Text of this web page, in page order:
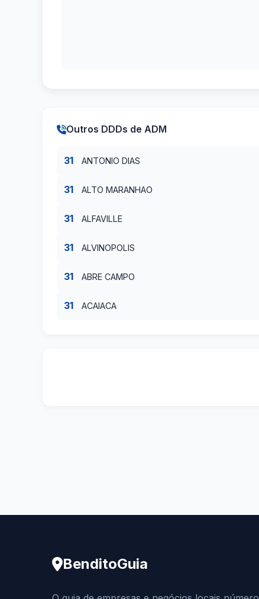
Outros DDDs de ADM
31 ANTONIO DIAS
31 ALTO MARANHAO
31 ALFAVILLE
31 ALVINOPOLIS
31 ABRE CAMPO
31 ACAIACA
BenditoGuia